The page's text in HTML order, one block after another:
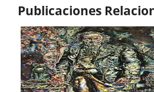
Publicaciones